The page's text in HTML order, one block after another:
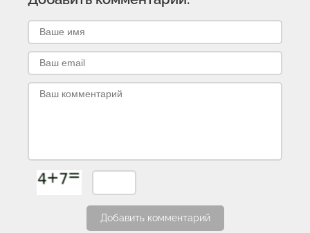
Добавить комментарий